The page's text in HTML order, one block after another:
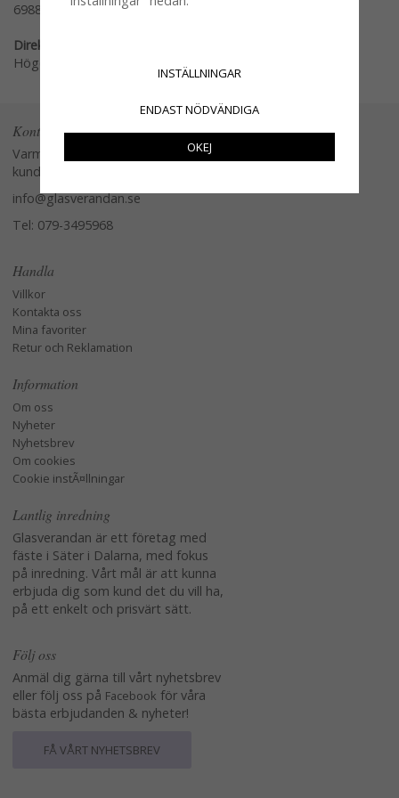
69889
Direktlänk:
Högerklicka och kopiera adressen
Kontakta oss
Varmt välkommen att kontakta vår
kundtjänst.
info@glasverandan.se
Tel: 079-3495968
Handla
Villkor
Kontakta oss
Mina favoriter
Retur och Reklamation
Information
Om oss
Nyheter
Nyhetsbrev
Om cookies
Cookie instÃ¤llningar
Lantlig inredning
Glasverandan är ett företag med
fäste i Säter i Dalarna, med fokus
på inredning. Vårt mål är att kunna
erbjuda dig som kund det du vill ha,
på ett enkelt och prisvärt sätt.
Följ oss
Anmäl dig gärna till vårt nyhetsbrev
eller följ oss på Facebook för våra
bästa erbjudanden & nyheter!
FÅ VÅRT NYHETSBREV
INSTÄLLNINGAR
ENDAST NÖDVÄNDIGA
OKEJ